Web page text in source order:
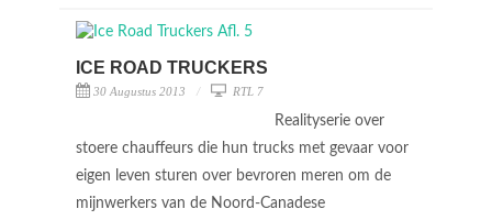
ICE ROAD TRUCKERS
30 Augustus 2013 RTL 7
Realityserie over
stoere chauffeurs die hun trucks met gevaar voor
eigen leven sturen over bevroren meren om de
mijnwerkers van de Noord-Canadese